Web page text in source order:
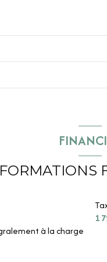
à la charge
1